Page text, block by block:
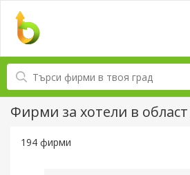
Фирми за хотели в
194 фирми